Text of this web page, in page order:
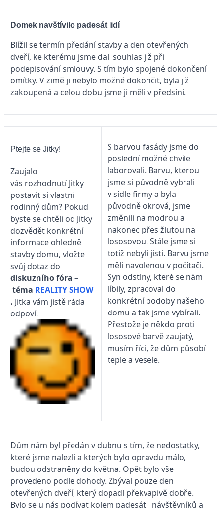
Domek navštívilo padesát lidí
Blížil se termín předání stavby a den otevřených
dveří, ke kterému jsme dali souhlas již při
podepisování smlouvy. S tím bylo spojené dokončení
omítky. V zimě ji nebylo možné dokončit, byla již
zakoupená a celou dobu jsme ji měli v předsíni.
Ptejte se Jitky!
Zaujalo
vás rozhodnutí Jitky
postavit si vlastní
rodinný dům? Pokud
byste se chtěli od Jitky
dozvědět konkrétní
informace ohledně
stavby domu, vložte
svůj dotaz do
diskuzního fóra –
téma REALITY SHOW
. Jitka vám jistě ráda
odpoví.
S barvou fasády jsme do
poslední možné chvíle
laborovali. Barvu, kterou
jsme si původně vybrali
v sídle firmy a byla
původně okrová, jsme
změnili na modrou a
nakonec přes žlutou na
lososovou. Stále jsme si
totiž nebyli jisti. Barvu jsme
měli navolenou v počítači.
Syn odstíny, které se nám
líbily, zpracoval do
konkrétní podoby našeho
domu a tak jsme vybírali.
Přestože je někdo proti
lososové barvě zaujatý,
musím říci, že dům působí
teple a vesele.
Dům nám byl předán v dubnu s tím, že nedostatky,
které jsme nalezli a kterých bylo opravdu málo,
budou odstraněny do května. Opět bylo vše
provedeno podle dohody. Zbýval pouze den
otevřených dveří, který dopadl překvapivě dobře.
Bylo se u nás podívat kolem padesáti návštěvníků a